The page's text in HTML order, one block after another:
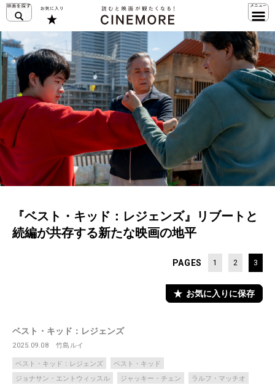
『ベスト・キッド：レジェンズ』リブートと
続編が共存する新たな映画の地平
PAGES 1 2 3
お気に入りに保存
ベスト・キッド：レジェンズ
2025.09.08 竹島ルイ
ベスト・キッド：レジェンズ
ベスト・キッド
ジョナサン・エントウィッスル
ジャッキー・チェン
ラルフ・マッチオ